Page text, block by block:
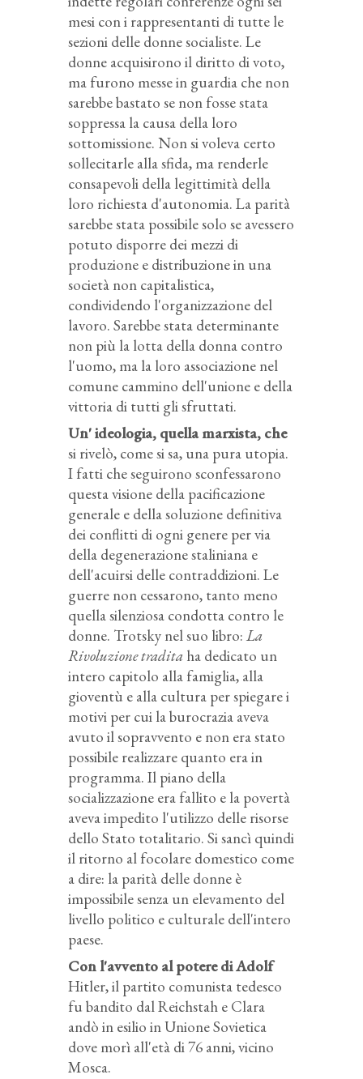
mesi con i rappresentanti di tutte le
sezioni delle donne socialiste. Le
donne acquisirono il diritto di voto,
ma furono messe in guardia che non
sarebbe bastato se non fosse stata
soppressa la causa della loro
sottomissione. Non si voleva certo
sollecitarle alla sfida, ma renderle
consapevoli della legittimità della
loro richiesta d'autonomia. La parità
sarebbe stata possibile solo se avessero
potuto disporre dei mezzi di
produzione e distribuzione in una
società non capitalistica,
condividendo l'organizzazione del
lavoro. Sarebbe stata determinante
non più la lotta della donna contro
l'uomo, ma la loro associazione nel
comune cammino dell'unione e della
vittoria di tutti gli sfruttati.
Un' ideologia, quella marxista, che
si rivelò, come si sa, una pura utopia.
I fatti che seguirono sconfessarono
questa visione della pacificazione
generale e della soluzione definitiva
dei conflitti di ogni genere per via
della degenerazione staliniana e
dell'acuirsi delle contraddizioni. Le
guerre non cessarono, tanto meno
quella silenziosa condotta contro le
donne. Trotsky nel suo libro: La
Rivoluzione tradita ha dedicato un
intero capitolo alla famiglia, alla
gioventù e alla cultura per spiegare i
motivi per cui la burocrazia aveva
avuto il sopravvento e non era stato
possibile realizzare quanto era in
programma. Il piano della
socializzazione era fallito e la povertà
aveva impedito l'utilizzo delle risorse
dello Stato totalitario. Si sancì quindi
il ritorno al focolare domestico come
a dire: la parità delle donne è
impossibile senza un elevamento del
livello politico e culturale dell'intero
paese.
Con l'avvento al potere di Adolf
Hitler, il partito comunista tedesco
fu bandito dal Reichstah e Clara
andò in esilio in Unione Sovietica
dove morì all'età di 76 anni, vicino
Mosca.